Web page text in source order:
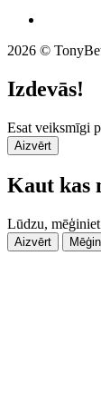
2026 ©
Izdevās!
Esat veiksmīgi
Aizvērt
Kaut kas
Lūdzu,
Aizvērt